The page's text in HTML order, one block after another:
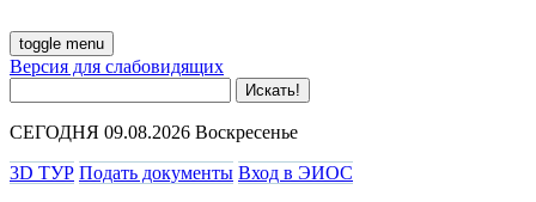
toggle menu
Версия для слабовидящих
СЕГОДНЯ 09.08.2026 Воскресенье
3D ТУР Подать документы Вход в ЭИОС